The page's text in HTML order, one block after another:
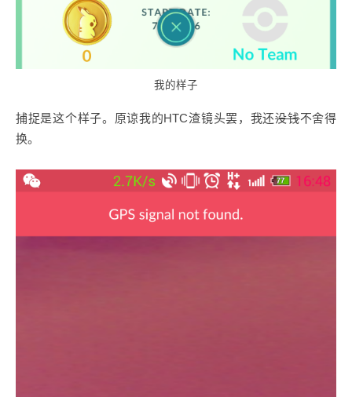
我的样子
捕捉是这个样子。原谅我的HTC渣镜头罢，我还没钱不舍得
换。